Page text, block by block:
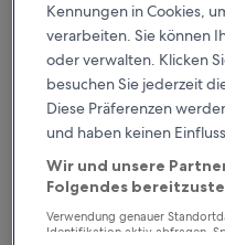
Verdiene
Mehr sparen mit
Überprüfe die
Kennungen in Cookies,
verarbeiten. Sie können
oder verwalten. Klicken
besuchen Sie jederzeit
Diese Präferenzen
und haben keinen
Wir und unsere
Folgendes
Verwendung genauer
Identifikation aktiv abfragen.